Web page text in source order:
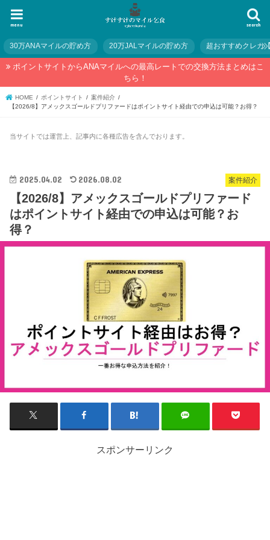
search
menu
30万ANAマイルの貯め方 20万JALマイルの貯め方 超おすすめクレカ
ポイントサイトからANAマイルへの最高レートでの交換方法まとめはこ
ちら！
HOME ポイントサイト
案件紹介
【2026/8】アメックスゴールドプリファードはポイントサイト経由での申込は可能？お得？
当サイトでは運営上、記事内に各種広告を含んでおります。
案件紹介
2025.04.02 2026.08.02
【2026/8】アメックスゴールドプリファード
はポイントサイト経由での申込は可能？お
得？
スポンサーリンク